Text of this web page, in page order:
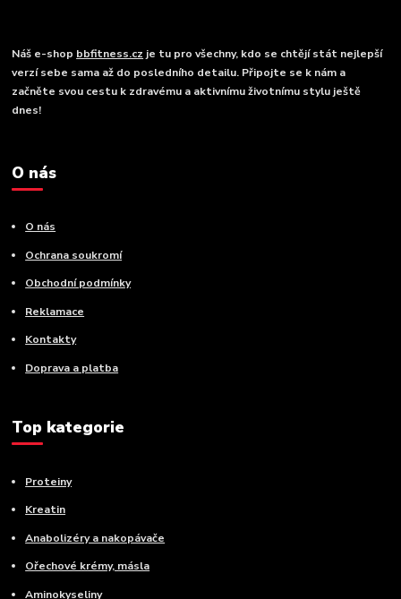
Náš e-shop bbfitness.cz je tu pro všechny, kdo se chtějí stát nejlepší
verzí sebe sama až do posledního detailu. Připojte se k nám a
začněte svou cestu k zdravému a aktivnímu životnímu stylu ještě
dnes!
O nás
O nás
Ochrana soukromí
Obchodní podmínky
Reklamace
Kontakty
Doprava a platba
Top kategorie
Proteiny
Kreatin
Anabolizéry a nakopávače
Ořechové krémy, másla
Aminokyseliny